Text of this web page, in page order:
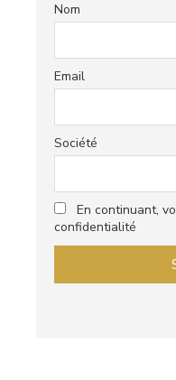
Nom
Email
Société
En continuant,
confidentialité